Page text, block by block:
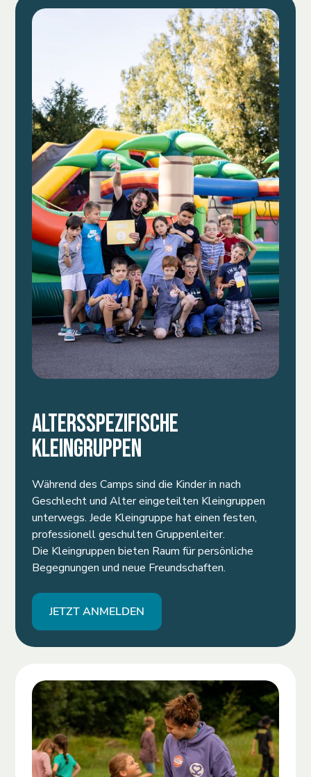
ALTERSSPEZIFISCHE
KLEINGRUPPEN
Während des Camps sind die Kinder in nach
Geschlecht und Alter eingeteilten Kleingruppen
unterwegs. Jede Kleingruppe hat einen festen,
professionell geschulten Gruppenleiter.
Die Kleingruppen bieten Raum für persönliche
Begegnungen und neue Freundschaften.
JETZT ANMELDEN